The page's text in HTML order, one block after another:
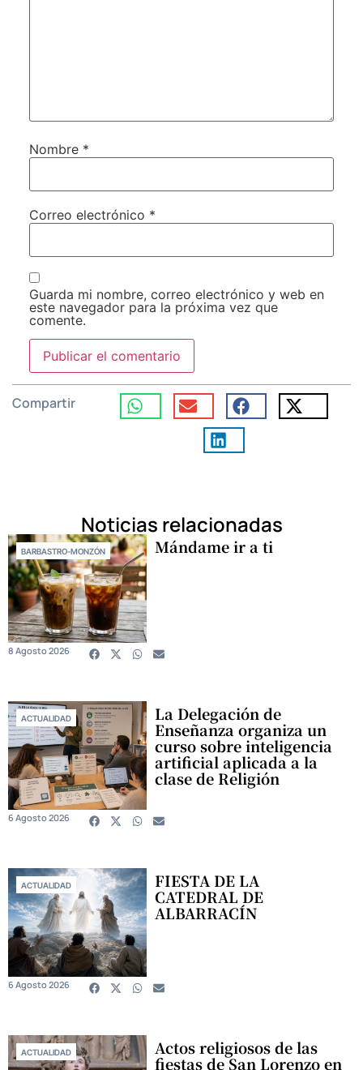
Nombre *
Correo electrónico *
Guarda mi nombre, correo electrónico y web en
este navegador para la próxima vez que
comente.
Compartir
Noticias relacionadas
BARBASTRO-MONZÓN Mándame ir a ti
8 Agosto 2026
ACTUALIDAD La Delegación de
Enseñanza organiza un
curso sobre inteligencia
artificial aplicada a la
clase de Religión
6 Agosto 2026
ACTUALIDAD FIESTA DE LA
CATEDRAL DE
ALBARRACÍN
6 Agosto 2026
ACTUALIDAD Actos religiosos de las
fiestas de San Lorenzo en